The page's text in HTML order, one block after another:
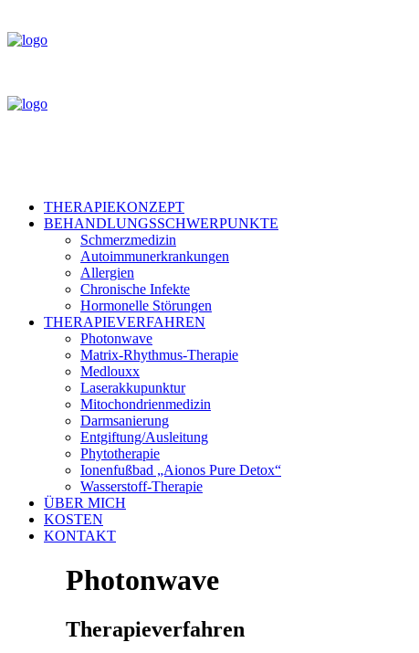
THERAPIEKONZEPT
BEHANDLUNGSSCHWERPUNKTE
Schmerzmedizin
Autoimmunerkrankungen
Allergien
Chronische Infekte
Hormonelle Störungen
THERAPIEVERFAHREN
Photonwave
Matrix-Rhythmus-Therapie
Medlouxx
Laserakkupunktur
Mitochondrienmedizin
Darmsanierung
Entgiftung/Ausleitung
Phytotherapie
Ionenfußbad „Aionos Pure Detox“
Wasserstoff-Therapie
ÜBER MICH
KOSTEN
KONTAKT
Photonwave
Therapieverfahren